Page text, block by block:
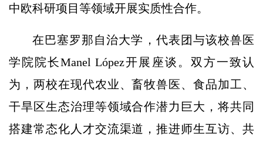
中欧科研项目等领域开展实质性合作。
在巴塞罗那自治大学，代表团与该校兽医
学院院长Manel López开展座谈。双方一致认
为，两校在现代农业、畜牧兽医、食品加工、
干旱区生态治理等领域合作潜力巨大，将共同
搭建常态化人才交流渠道，推进师生互访、共